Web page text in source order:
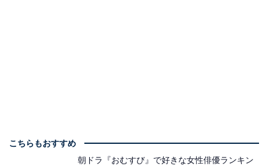
こちらもおすすめ
朝ドラ『おむすび』で好きな女性俳優ランキン